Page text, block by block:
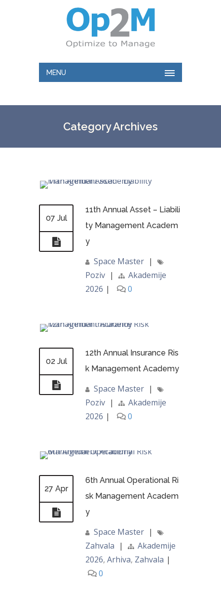
MENU
Category Archives
07 Jul
11th Annual Asset – Liabili
ty Management Academ
y
Space Master |
Poziv |
Akademije
2026 | 0
02 Jul
12th Annual Insurance Ris
k Management Academy
Space Master |
Poziv |
Akademije
2026 | 0
27 Apr
6th Annual Operational Ri
sk Management Academ
y
Space Master |
Zahvala |
Akademije
2026, Arhiva, Zahvala |
0